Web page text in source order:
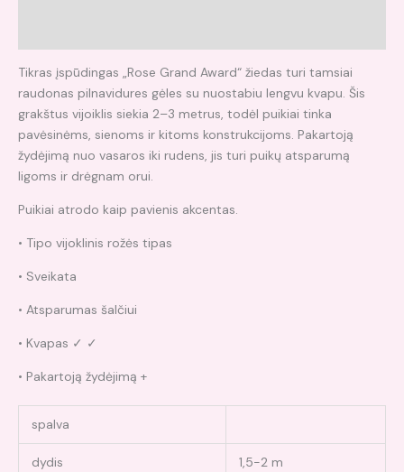
Tikras įspūdingas „Rose Grand Award“ žiedas turi tamsiai
raudonas pilnavidures gėles su nuostabiu lengvu kvapu. Šis
grakštus vijoiklis siekia 2–3 metrus, todėl puikiai tinka
pavėsinėms, sienoms ir kitoms konstrukcijoms. Pakartoją
žydėjimą nuo vasaros iki rudens, jis turi puikų atsparumą
ligoms ir drėgnam orui.
Puikiai atrodo kaip pavienis akcentas.
• Tipo vijoklinis rožės tipas
• Sveikata
• Atsparumas šalčiui
• Kvapas ✓ ✓
• Pakartoją žydėjimą +
spalva
dydis 1,5-2 m